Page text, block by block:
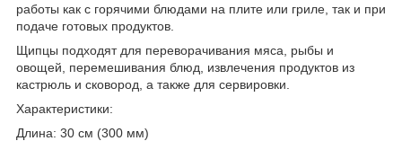
работы как с горячими блюдами на плите или гриле, так и при
подаче готовых продуктов.
Щипцы подходят для переворачивания мяса, рыбы и
овощей, перемешивания блюд, извлечения продуктов из
кастрюль и сковород, а также для сервировки.
Характеристики:
Длина: 30 см (300 мм)